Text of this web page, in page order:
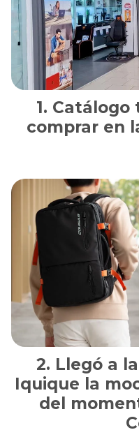
Catálogo
comprar en
Llegó a
Iquique la
del